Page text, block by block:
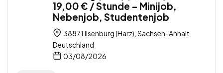
19,00 € / Stunde – Minijob,
Nebenjob, Studentenjob
38871 Ilsenburg (Harz), Sachsen-Anhalt,
Deutschland
03/08/2026